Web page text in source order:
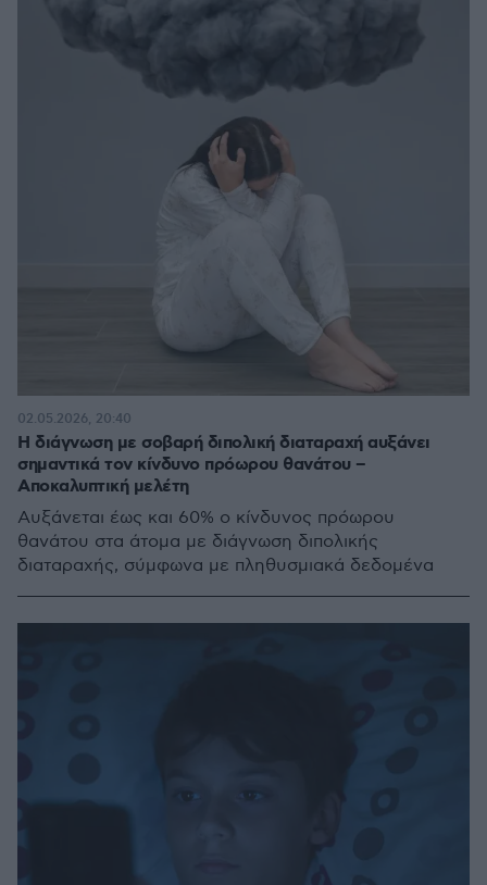
Η διάγνωση με σοβαρή διπολική διαταραχή αυξάνει
σημαντικά τον κίνδυνο πρόωρου θανάτου –
Αποκαλυπτική μελέτη
Αυξάνεται έως και 60% ο κίνδυνος πρόωρου
θανάτου στα άτομα με διάγνωση διπολικής
διαταραχής, σύμφωνα με πληθυσμιακά δεδομένα
02.05.2026, 20:40